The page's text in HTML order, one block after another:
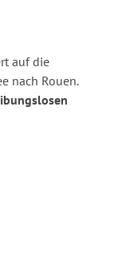
auf die
nach Rouen.